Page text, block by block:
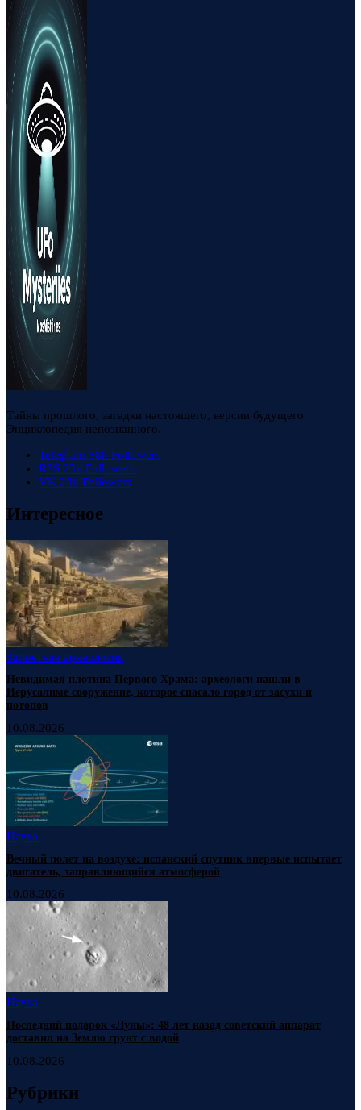
Тайны прошлого, загадки настоящего, версии будущего.
Энциклопедия непознанного.
Telegram 88k Followers
RSS 23k Followers
VK 23k Followers
Интересное
Запретная археология
Невидимая плотина Первого Храма: археологи нашли в
Иерусалиме сооружение, которое спасало город от засухи и
потопов
10.08.2026
Наука
Вечный полет на воздухе: испанский спутник впервые испытает
двигатель, заправляющийся атмосферой
10.08.2026
Наука
Последний подарок «Луны»: 48 лет назад советский аппарат
доставил на Землю грунт с водой
10.08.2026
Рубрики